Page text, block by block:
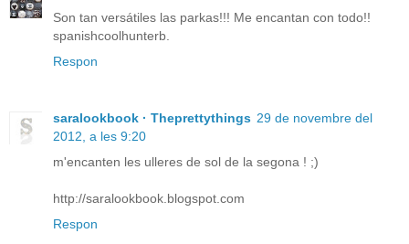
Son tan versátiles las parkas!!! Me encantan con todo!!
spanishcoolhunterb.
Respon
saralookbook · Theprettythings 29 de novembre del
2012, a les 9:20
m'encanten les ulleres de sol de la segona ! ;)
http://saralookbook.blogspot.com
Respon